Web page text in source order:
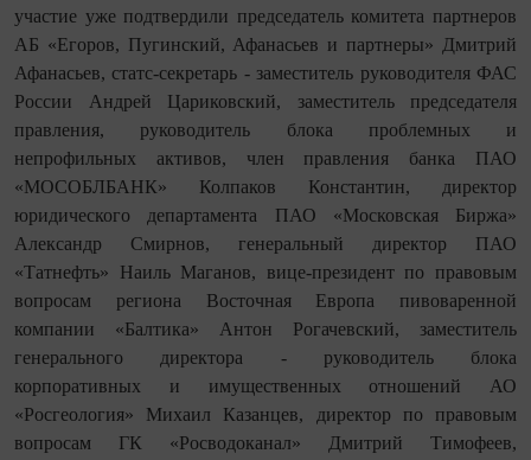
участие уже подтвердили председатель комитета партнеров
АБ «Егоров, Пугинский, Афанасьев и партнеры» Дмитрий
Афанасьев, статс-секретарь - заместитель руководителя ФАС
России Андрей Цариковский, заместитель председателя
правления, руководитель блока проблемных и
непрофильных активов, член правления банка ПАО
«МОСОБЛБАНК» Колпаков Константин, директор
юридического департамента ПАО «Московская Биржа»
Александр Смирнов, генеральный директор ПАО
«Татнефть» Наиль Маганов, вице-президент по правовым
вопросам региона Восточная Европа пивоваренной
компании «Балтика» Антон Рогачевский, заместитель
генерального директора - руководитель блока
корпоративных и имущественных отношений АО
«Росгеология» Михаил Казанцев, директор по правовым
вопросам ГК «Росводоканал» Дмитрий Тимофеев,